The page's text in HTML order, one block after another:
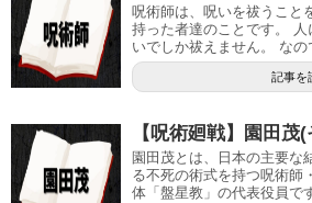
呪術師は、呪いを祓うこと
持った者達のことです。
いでしか祓えません。 な
記事を
【呪術廻戦】園田
園田茂とは、日本の主要な
る不死の術式を持つ呪術師
体「盤星教」の代表役員で